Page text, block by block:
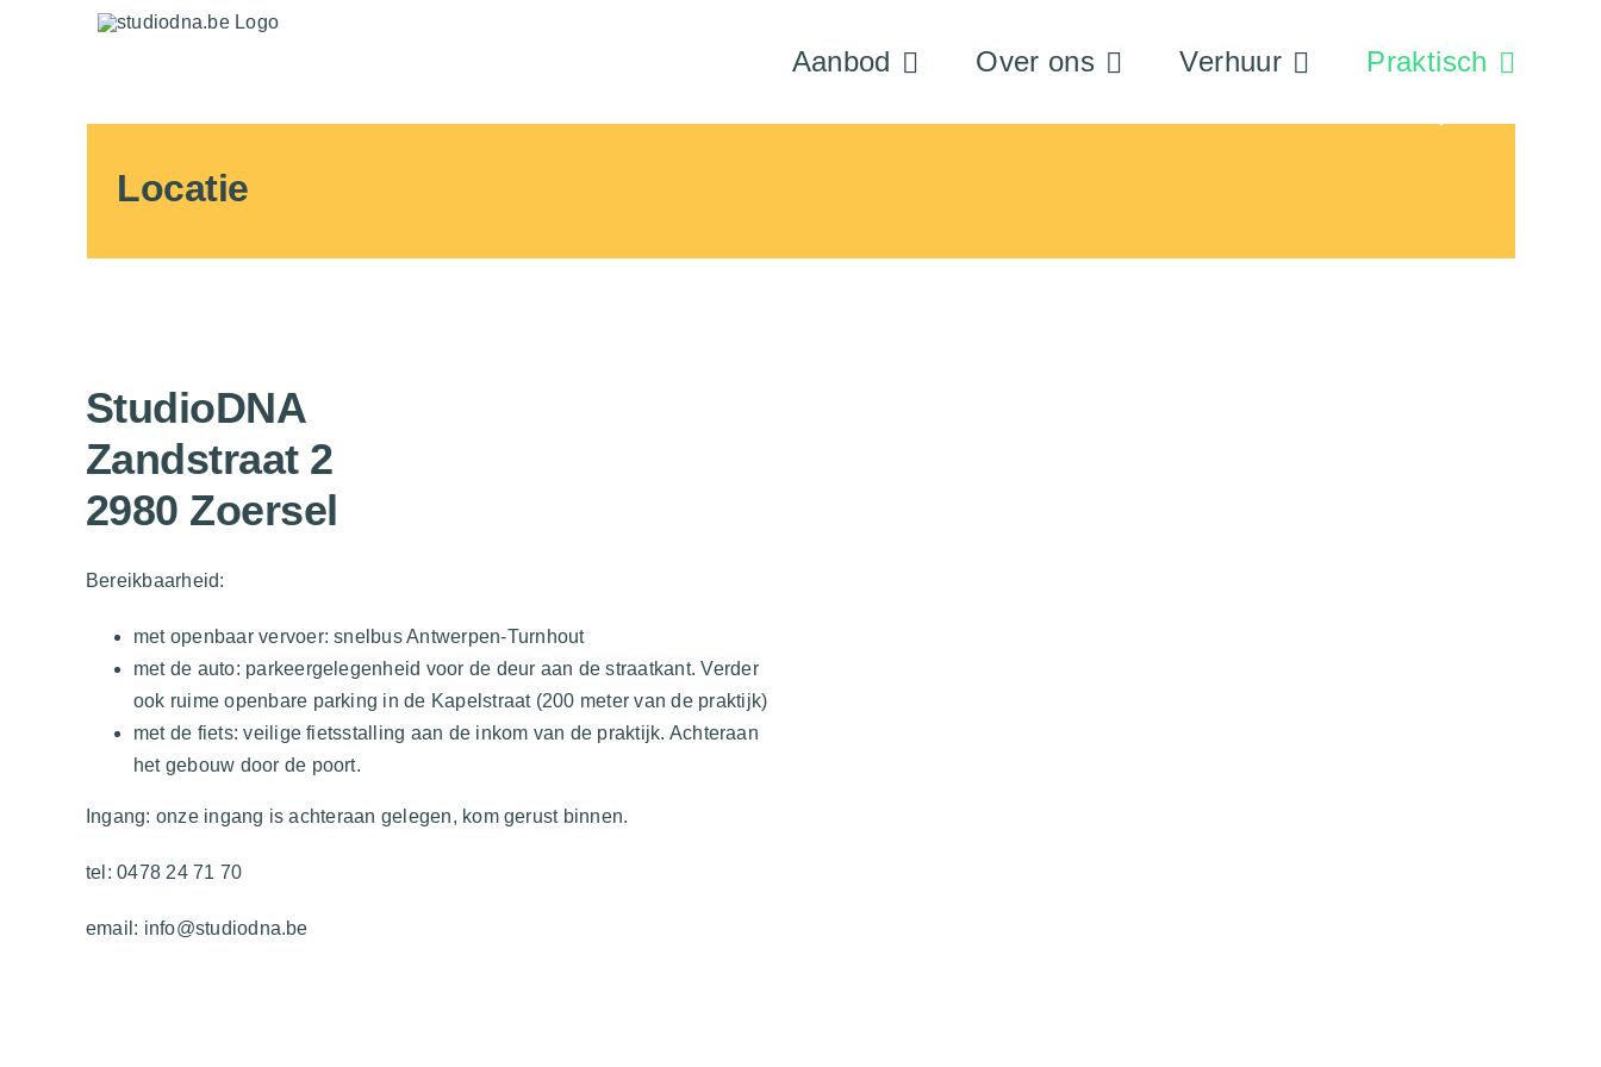
Aanbod Over ons Verhuur Praktisch
Locatie
StudioDNA
Zandstraat 2
2980 Zoersel
Bereikbaarheid:
met openbaar vervoer: snelbus Antwerpen-Turnhout
met de auto: parkeergelegenheid voor de deur aan de straatkant. Verder
ook ruime openbare parking in de Kapelstraat (200 meter van de praktijk)
met de fiets: veilige fietsstalling aan de inkom van de praktijk. Achteraan
het gebouw door de poort.
Ingang: onze ingang is achteraan gelegen, kom gerust binnen.
tel: 0478 24 71 70
email: info@studiodna.be